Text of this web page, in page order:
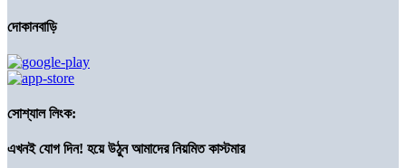
দোকানবাড়ি
সোশ্যাল লিংক:
এখনই যোগ দিন! হয়ে উঠুন আমাদের নিয়মিত কাস্টমার